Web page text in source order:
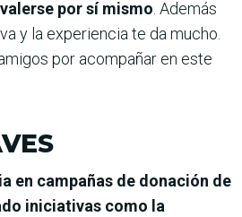
por sí mismo. Además
y la experiencia te da mucho.
por acompañar en este
en campañas de donación de
iniciativas como la